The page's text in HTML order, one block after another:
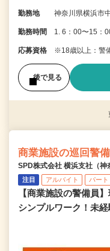
勤務地 神奈川県横浜市
勤務時間 1. 6：00〜15：
応募資格 ※18歳以上：警
後で見る
商業施設の巡回警
SPD株式会社 横浜支社（神
注目 アルバイト パート
【商業施設の警備員
シンプルワーク！未経